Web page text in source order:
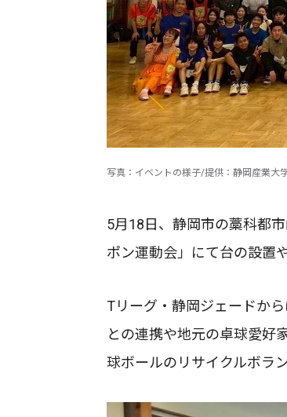
写真：イベントの様子/提供：静岡産業大
5月18日、静岡市の藁科都
ポン運動会」にて台の設置
Tリーグ・静岡ジェードか
との連携や地元の卓球愛好
球ボールのリサイクルボラ